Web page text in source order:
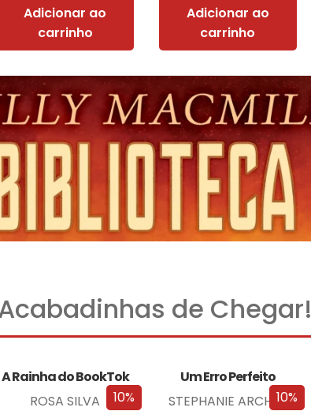
Adicionar ao
carrinho
Adicionar ao
carrinho
de Chegar!
10%
A Rainha do BookTok
ROSA SILVA
10%
Um Erro Perfeito
STEPHANIE ARCHER